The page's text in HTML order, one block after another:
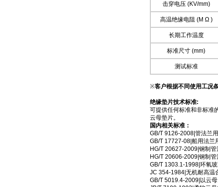
击穿电压 (KV/mm)
高温绝缘电阻 (M Ω )
长期工作温度
标准尺寸 (mm)
测试标准
※客户根据不同使用工况
绝缘垫片技术标准:
可提供任何标准和非标准
云母垫片。
国内相关标准：
GB/T 9126-2008|管法兰
GB/T 17727-08|船用法兰
HG/T 20627-2009|钢制
HG/T 20606-2009|钢制
GB/T 1303.1-1998|环氧
JC 354-1984|无机耐高温
GB/T 5019.4-2009|以云